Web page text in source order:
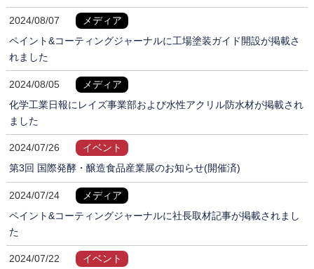
2024/08/07
メディア
ペイント&コーティングジャーナルに工場塗装ガイド開設が掲載さ
れました
2024/08/05
メディア
化学工業日報にレイズ事業部および水性アクリル防水材が掲載され
ました
2024/07/26
イベント
第3回 国際発酵・醸造食品産業展のお知らせ(開催済)
2024/07/24
メディア
ペイント&コーティングジャーナルに社長取材記事が掲載されまし
た
2024/07/22
イベント